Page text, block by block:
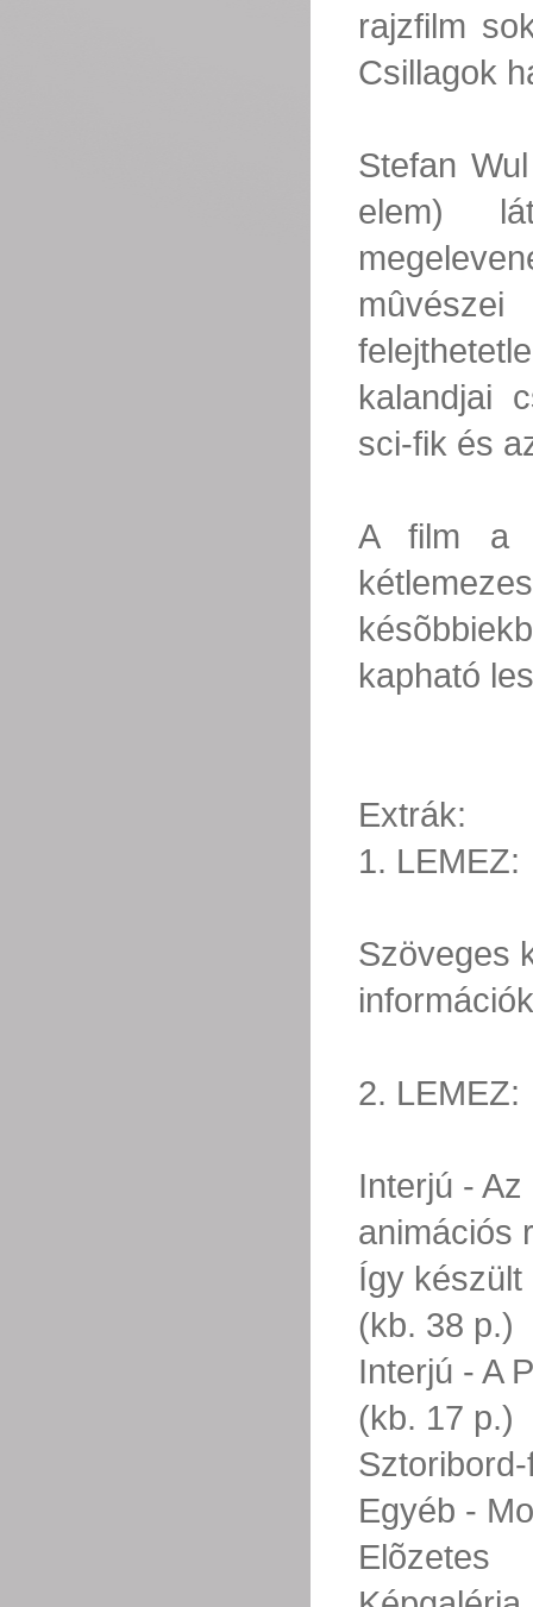
rajzfilm
Csillagok
Stefan
elem)
kalandjai
sci-fik és
A film a
kapható
Extrák:
1. LEMEZ:
Szöveges
2. LEMEZ:
Interjú -
animációs
Így készült
(kb. 38 p.)
Interjú - A
(kb. 17 p.)
Egyéb -
Elõzetes